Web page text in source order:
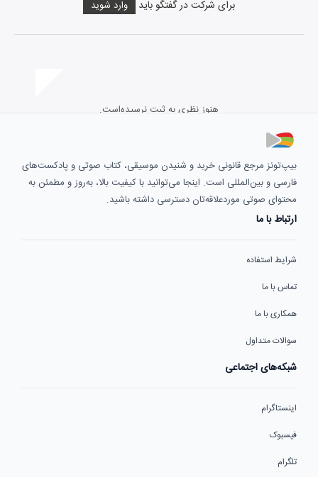
برای شرکت در گفتگو باید وارد شوید
هنوز نظری به ثبت نرسیده‌است.
بیپ‌تونز مرجع قانونی خرید و شنیدن موسیقی، کتاب صوتی و پادکست‌های
فارسی و بین‌المللی است. اینجا می‌توانید با کیفیت بالا، به‌روز و مطمئن به
محتوای صوتی موردعلاقه‌تان دسترسی داشته باشید.
ارتباط با ما
شرایط استفاده
تماس با ما
همکاری با ما
سوالات متداول
شبکه‌های اجتماعی
اینستاگرام
فیسبوک
تلگرام